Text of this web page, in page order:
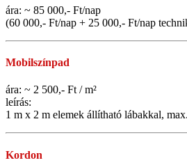
ára: ~ 85 000,- Ft/nap
(60 000,- Ft/nap + 25 000,- Ft/nap
Mobilszínpad
ára: ~ 2 500,- Ft / m²
leírás:
1 m x 2 m elemek állítható lábakkal,
Kordon